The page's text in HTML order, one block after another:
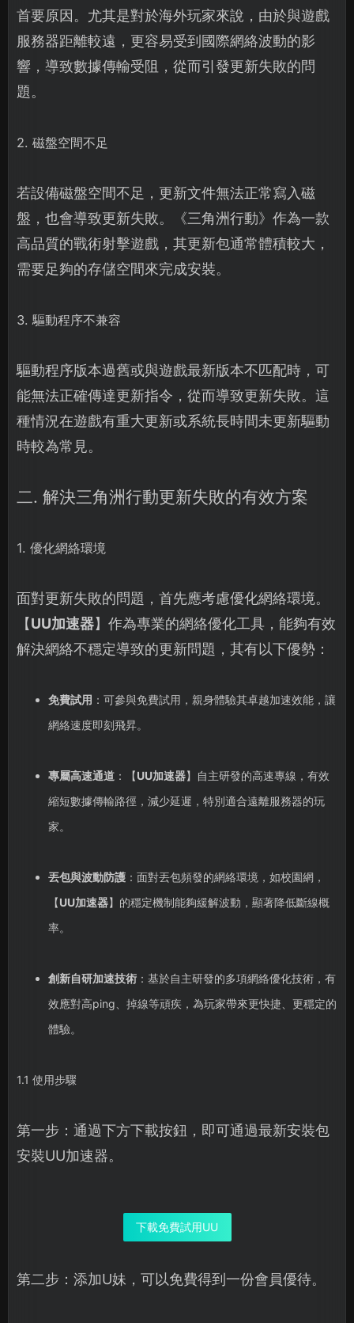
首要原因。尤其是對於海外玩家來說，由於與遊戲
服務器距離較遠，更容易受到國際網絡波動的影
響，導致數據傳輸受阻，從而引發更新失敗的問
題。
2. 磁盤空間不足
若設備磁盤空間不足，更新文件無法正常寫入磁
盤，也會導致更新失敗。《三角洲行動》作為一款
高品質的戰術射擊遊戲，其更新包通常體積較大，
需要足夠的存儲空間來完成安裝。
3. 驅動程序不兼容
驅動程序版本過舊或與遊戲最新版本不匹配時，可
能無法正確傳達更新指令，從而導致更新失敗。這
種情況在遊戲有重大更新或系統長時間未更新驅動
時較為常見。
二. 解決三角洲行動更新失敗的有效方案
1. 優化網絡環境
面對更新失敗的問題，首先應考慮優化網絡環境。
【UU加速器】作為專業的網絡優化工具，能夠有效
解決網絡不穩定導致的更新問題，其有以下優勢：
免費試用 ：可參與免費試用，親身體驗其卓越加速效能，讓
網絡速度即刻飛昇。
專屬高速通道：【UU加速器】自主研發的高速專線，有效
縮短數據傳輸路徑，減少延遲，特別適合遠離服務器的玩
家。
丟包與波動防護：面對丟包頻發的網絡環境，如校園網，
【UU加速器】的穩定機制能夠緩解波動，顯著降低斷線概
率。
創新自研加速技術：基於自主研發的多項網絡優化技術，有
效應對高ping、掉線等頑疾，為玩家帶來更快捷、更穩定的
體驗。
1.1 使用步驟
第一步：通過下方下載按鈕，即可通過最新安裝包
安裝UU加速器。
下載免費試用UU
第二步：添加U妹，可以免費得到一份會員優待。